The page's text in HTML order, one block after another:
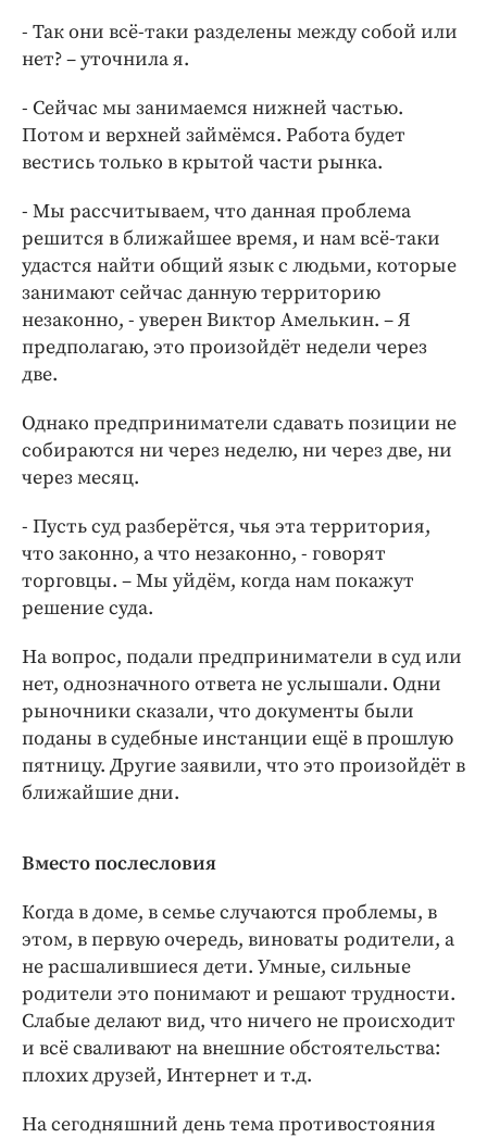
- Так они всё-таки разделены между собой или
нет? – уточнила я.
- Сейчас мы занимаемся нижней частью.
Потом и верхней займёмся. Работа будет
вестись только в крытой части рынка.
- Мы рассчитываем, что данная проблема
решится в ближайшее время, и нам всё-таки
удастся найти общий язык с людьми, которые
занимают сейчас данную территорию
незаконно, - уверен Виктор Амелькин. – Я
предполагаю, это произойдёт недели через
две.
Однако предприниматели сдавать позиции не
собираются ни через неделю, ни через две, ни
через месяц.
- Пусть суд разберётся, чья эта территория,
что законно, а что незаконно, - говорят
торговцы. – Мы уйдём, когда нам покажут
решение суда.
На вопрос, подали предприниматели в суд или
нет, однозначного ответа не услышали. Одни
рыночники сказали, что документы были
поданы в судебные инстанции ещё в прошлую
пятницу. Другие заявили, что это произойдёт в
ближайшие дни.
Вместо послесловия
Когда в доме, в семье случаются проблемы, в
этом, в первую очередь, виноваты родители, а
не расшалившиеся дети. Умные, сильные
родители это понимают и решают трудности.
Слабые делают вид, что ничего не происходит
и всё сваливают на внешние обстоятельства:
плохих друзей, Интернет и т.д.
На сегодняшний день тема противостояния